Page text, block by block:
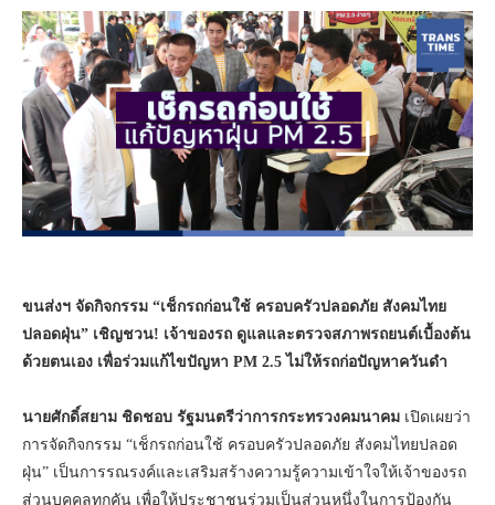
ขนส่งฯ จัดกิจกรรม “เช็กรถก่อนใช้ ครอบครัวปลอดภัย สังคมไทย
ปลอดฝุ่น” เชิญชวน! เจ้าของรถ ดูแลและตรวจสภาพรถยนต์เบื้องต้น
ด้วยตนเอง เพื่อร่วมแก้ไขปัญหา PM 2.5 ไม่ให้รถก่อปัญหาควันดำ
นายศักดิ์สยาม ชิดชอบ รัฐมนตรีว่าการกระทรวงคมนาคม เปิดเผยว่า
การจัดกิจกรรม “เช็กรถก่อนใช้ ครอบครัวปลอดภัย สังคมไทยปลอด
ฝุ่น” เป็นการรณรงค์และเสริมสร้างความรู้ความเข้าใจให้เจ้าของรถ
ส่วนบุคคลทุกคัน เพื่อให้ประชาชนร่วมเป็นส่วนหนึ่งในการป้องกัน